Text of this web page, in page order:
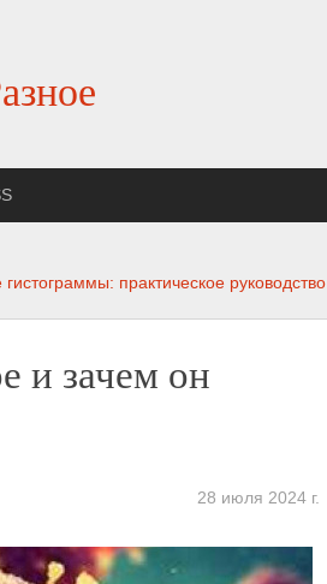
практическое руководство
и зачем он
28 июля 2024 г.